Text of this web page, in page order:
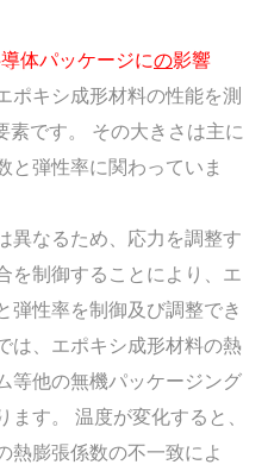
体パッケージにの影響
ポキシ成形材料の性能を測
素です。 その大きさは主に
と弾性率に関わっていま
異なるため、応力を調整す
を制御することにより、エ
弾性率を制御及び調整でき
は、エポキシ成形材料の熱
等他の無機パッケージング
す。 温度が変化すると、
熱膨張係数の不一致によ